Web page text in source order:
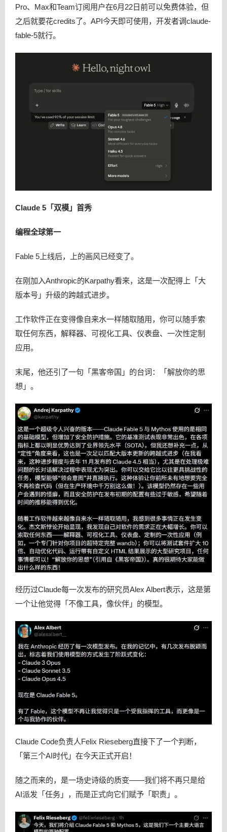
Pro、Max和Team订阅用户在6月22日前可以免费体验，但
之后就要花credits了。API今天即可使用，开发者调claude-
fable-5就行。
Claude 5「双模」首秀
编程全球第一
Fable 5上线后，上的画风已经变了。
在刚加入Anthropic的Karpathy看来，这是一次配得上「大
版本号」升级的跨越式进步。
工作软件正在变得像自来水一样随取随用，你可以随手索
取任何东西，解释器、可视化工具、仪表盘、一次性定制
应用。
末尾，他还引了一句「黑客帝国」的台词：「解放你的思
想」。
经历过Claude每一次发布的研究员Alex Albert表示，这是第
一个让他觉得「不像工具，像伙伴」的模型。
Claude Code负责人Felix Rieseberg直接下了一个判断，
「第三个AI时代」在今天正式开启！
随之而来的，是一场史诗级的质变——我们将不再只是给
AI派发「任务」，而是正式向它们赋予「职责」。